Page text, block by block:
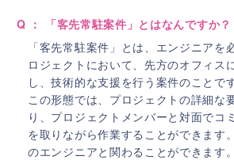
Q ： 「客先常駐案件」とはなんですか？
「客先常駐案件」とは、エンジニアを
ロジェクトにおいて、先方のオフィス
し、技術的な支援を行う案件のことです
この形態では、プロジェクトの詳細な
り、プロジェクトメンバーと対面でコ
を取りながら作業することができます
のエンジニアと関わることができます。